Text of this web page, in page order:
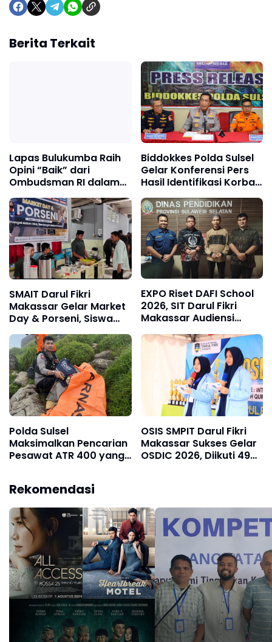
Berita Terkait
Lapas Bulukumba Raih
Opini “Baik” dari
Ombudsman RI dalam
Penilaian Pelayanan
Publik 2025
Biddokkes Polda Sulsel
Gelar Konferensi Pers
Hasil Identifikasi Korban
Kecelakaan Pesawat
ATR 42-500, 1 Korban
Teridentifikasi
SMAIT Darul Fikri
Makassar Gelar Market
Day & Porseni, Siswa
Dilatih Kreatif dan
Sportif
EXPO Riset DAFI School
2026, SIT Darul Fikri
Makassar Audiensi
Pendidikan Sulsel
Polda Sulsel
Maksimalkan Pencarian
Pesawat ATR 400 yang
OSIS SMPIT Darul Fikri
Makassar Sukses Gelar
OSDIC 2026, Diikuti 490
Rekomendasi